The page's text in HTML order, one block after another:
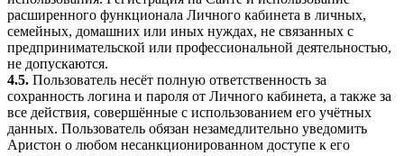
расширенного функционала Личного кабинета в личных,
семейных, домашних или иных нуждах, не связанных с
предпринимательской или профессиональной деятельностью,
не допускаются.
4.5. Пользователь несёт полную ответственность за
сохранность логина и пароля от Личного кабинета, а также за
все действия, совершённые с использованием его учётных
данных. Пользователь обязан незамедлительно уведомить
Аристон о любом несанкционированном доступе к его